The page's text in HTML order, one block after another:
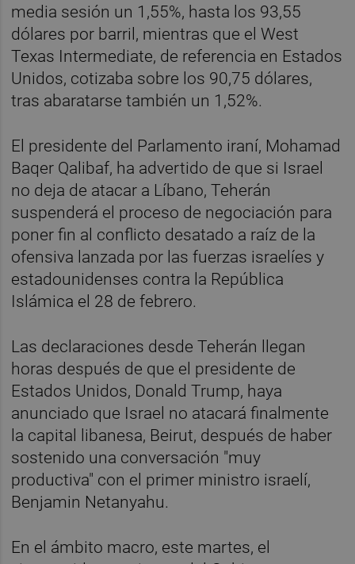
media sesión un 1,55%, hasta los 93,55
dólares por barril, mientras que el West
Texas Intermediate, de referencia en Estados
Unidos, cotizaba sobre los 90,75 dólares,
tras abaratarse también un 1,52%.
El presidente del Parlamento iraní, Mohamad
Baqer Qalibaf, ha advertido de que si Israel
no deja de atacar a Líbano, Teherán
suspenderá el proceso de negociación para
poner fin al conflicto desatado a raíz de la
ofensiva lanzada por las fuerzas israelíes y
estadounidenses contra la República
Islámica el 28 de febrero.
Las declaraciones desde Teherán llegan
horas después de que el presidente de
Estados Unidos, Donald Trump, haya
anunciado que Israel no atacará finalmente
la capital libanesa, Beirut, después de haber
sostenido una conversación "muy
productiva" con el primer ministro israelí,
Benjamin Netanyahu.
En el ámbito macro, este martes, el